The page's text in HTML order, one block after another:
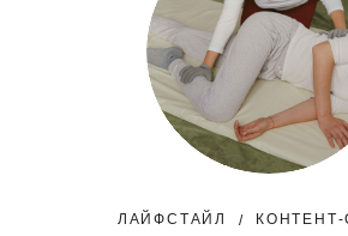
ЛАЙФСТАЙЛ